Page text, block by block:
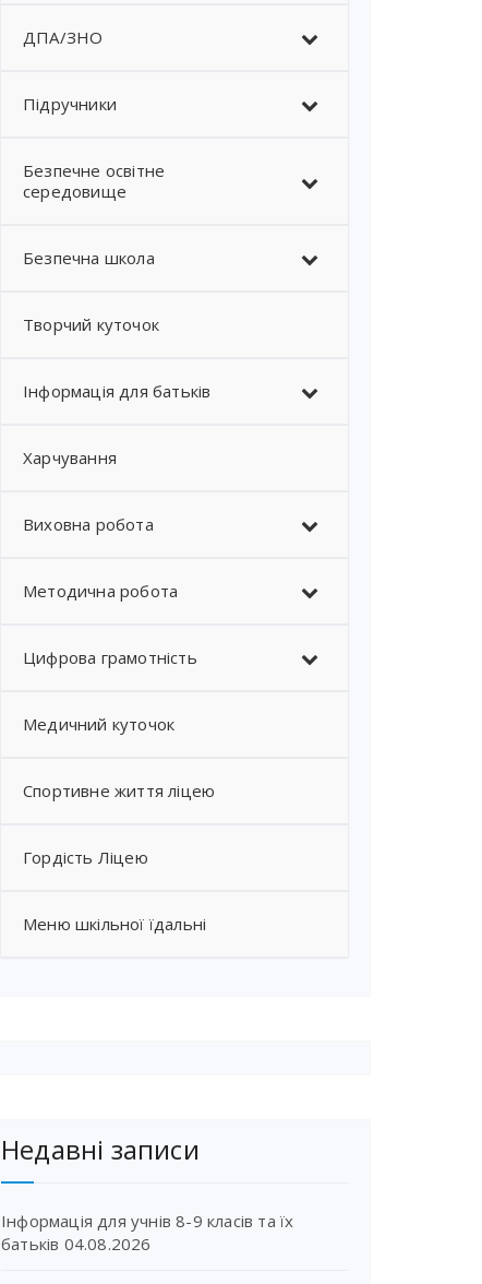
ДПА/ЗНО
Підручники
Безпечне освітне
середовище
Безпечна школа
Творчий куточок
Інформація для батьків
Харчування
Виховна робота
Методична робота
Цифрова грамотність
Медичний куточок
Спортивне життя ліцею
Гордість Ліцею
Меню шкільної їдальні
Недавні записи
Інформація для учнів 8-9 класів та їх
батьків 04.08.2026